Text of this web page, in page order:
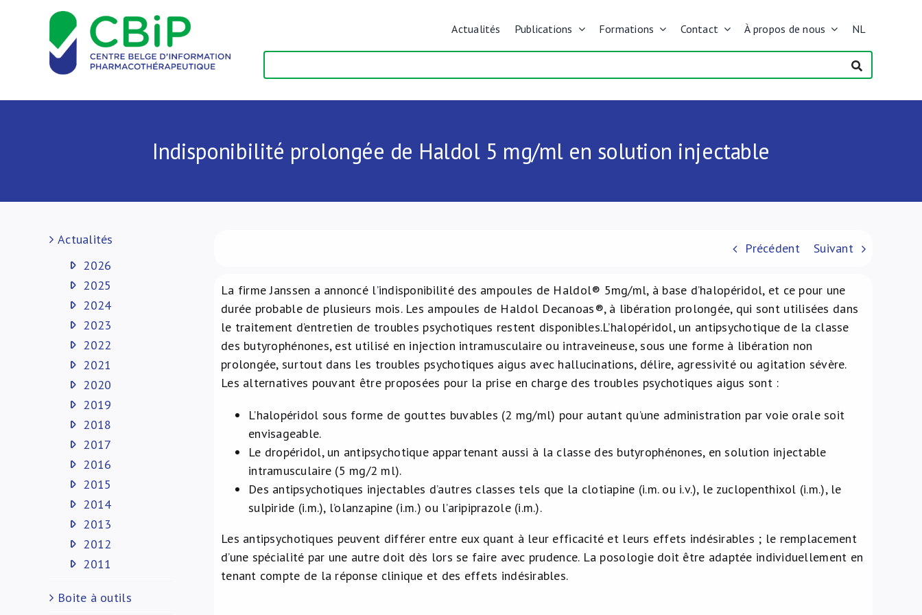
Actualités Publications Formations Contact À propos de nous NL
Indisponibilité prolongée de Haldol 5 mg/ml en solution injectable
Précédent Suivant
La firme Janssen a annoncé l’indisponibilité des ampoules de Haldol® 5mg/ml, à base d’halopéridol, et ce pour une
durée probable de plusieurs mois. Les ampoules de Haldol Decanoas®, à libération prolongée, qui sont utilisées dans
le traitement d’entretien de troubles psychotiques restent disponibles.L’halopéridol, un antipsychotique de la classe
des butyrophénones, est utilisé en injection intramusculaire ou intraveineuse, sous une forme à libération non
prolongée, surtout dans les troubles psychotiques aigus avec hallucinations, délire, agressivité ou agitation sévère.
Les alternatives pouvant être proposées pour la prise en charge des troubles psychotiques aigus sont :
L’halopéridol sous forme de gouttes buvables (2 mg/ml) pour autant qu’une administration par voie orale soit
envisageable.
Le dropéridol, un antipsychotique appartenant aussi à la classe des butyrophénones, en solution injectable
intramusculaire (5 mg/2 ml).
Des antipsychotiques injectables d’autres classes tels que la clotiapine (i.m. ou i.v.), le zuclopenthixol (i.m.), le
sulpiride (i.m.), l’olanzapine (i.m.) ou l’aripiprazole (i.m.).
Les antipsychotiques peuvent différer entre eux quant à leur efficacité et leurs effets indésirables ; le remplacement
d’une spécialité par une autre doit dès lors se faire avec prudence. La posologie doit être adaptée individuellement en
tenant compte de la réponse clinique et des effets indésirables.
Actualités
2026
2025
2024
2023
2022
2021
2020
2019
2018
2017
2016
2015
2014
2013
2012
2011
Boite à outils